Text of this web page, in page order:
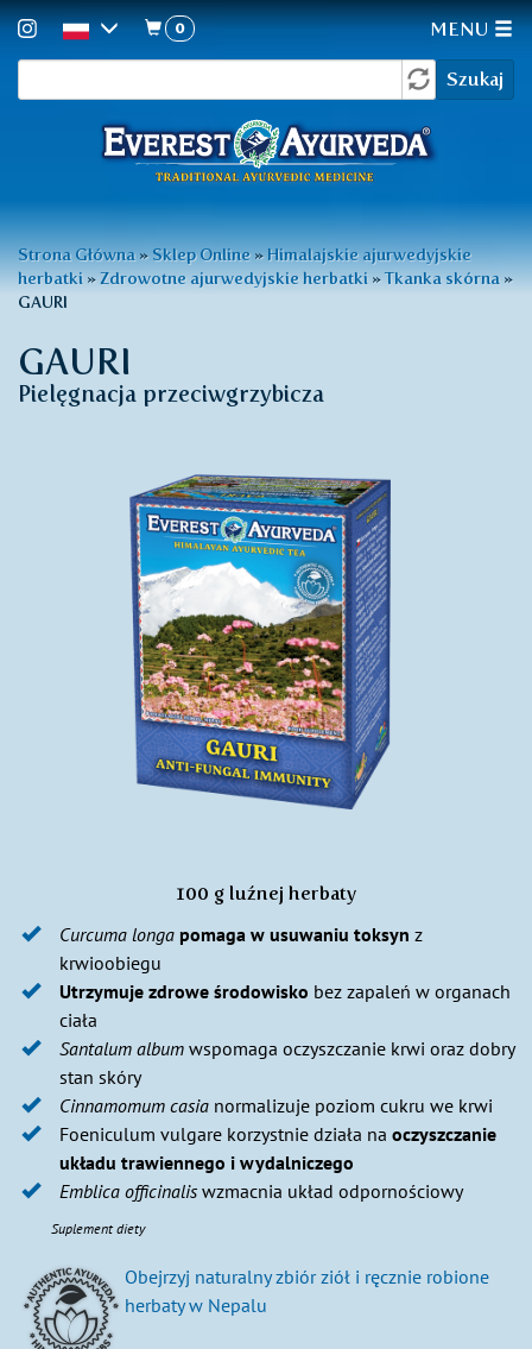
dowyszukiwania
Szukaj
0 MENU
Jesteś
tutaj
Strona Główna » Sklep Online » Himalajskie ajurwedyjskie
herbatki »Zdrowotne ajurwedyjskie herbatki »Tkanka skórna »
GAURI
GAURI
Pielęgnacja przeciwgrzybicza
100 g luźnej herbaty
Curcuma longa pomaga w usuwaniu toksyn z
krwioobiegu
Utrzymuje zdrowe środowisko bez zapaleń w organach
ciała
Santalum album wspomaga oczyszczanie krwi oraz dobry
stan skóry
Cinnamomum casia normalizuje poziom cukru we krwi
Foeniculum vulgare korzystnie działa na oczyszczanie
układu trawiennego i wydalniczego
Emblica officinalis wzmacnia układ odpornościowy
Suplement diety
Obejrzyj naturalny zbiór ziół i ręcznie robione
herbaty w Nepalu